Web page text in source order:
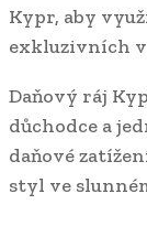
Kypr, aby
exkluzivních
Daňový ráj
důchodce a
daňové
styl ve